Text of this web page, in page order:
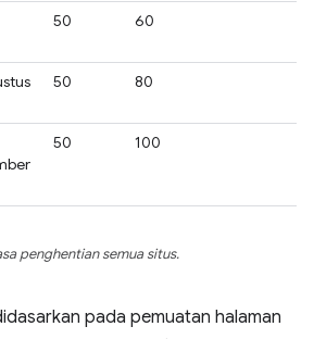
50 60
50 80
50 100
penghentian semua situs.
pada pemuatan halaman